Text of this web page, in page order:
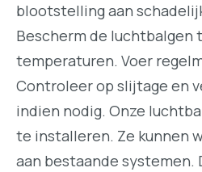
blootstelling aan
Bescherm de luchtbalgen
temperaturen. Voer
Controleer op slijtage en
indien nodig. Onze
te installeren. Ze kunnen
aan bestaande systemen.